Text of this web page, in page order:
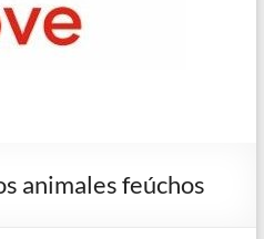
animales feúchos